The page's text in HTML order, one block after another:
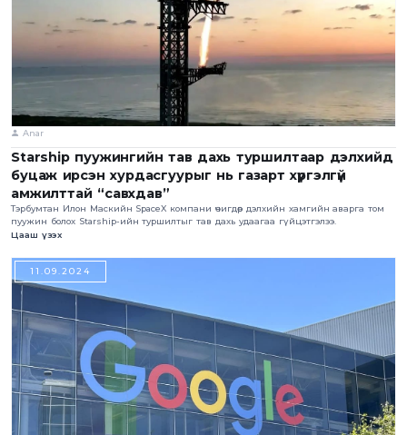
Anar
Starship пуужингийн тав дахь туршилтаар дэлхийд
буцаж ирсэн хурдасгуурыг нь газарт хүргэлгүй
амжилттай “савхдав”
Тэрбумтан Илон Маскийн SpaceX компани өчигдөр дэлхийн хамгийн аварга том
пуужин болох Starship-ийн туршилтыг тав дахь удаагаа гүйцэтгэлээ.
Цааш үзэх
11.09.2024